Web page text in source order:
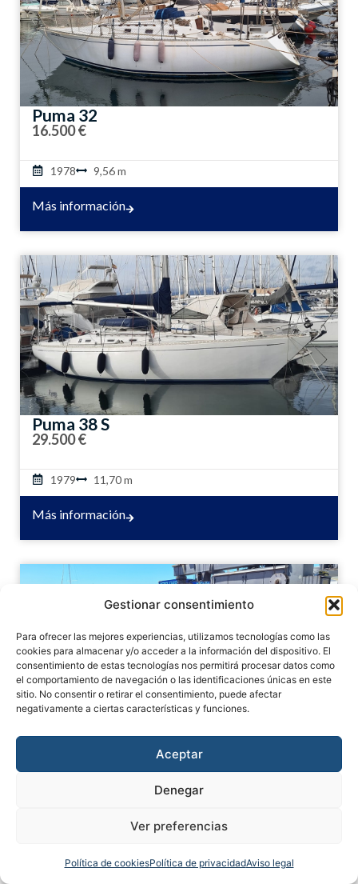
Gestionar consentimiento
Para ofrecer las mejores experiencias, utilizamos tecnologías como las
cookies para almacenar y/o acceder a la información del dispositivo. El
consentimiento de estas tecnologías nos permitirá procesar datos como
el comportamiento de navegación o las identificaciones únicas en este
sitio. No consentir o retirar el consentimiento, puede afectar
negativamente a ciertas características y funciones.
Aceptar
Denegar
Ver preferencias
Política de cookiesPolítica de privacidadAviso legal
Puma 32
16.500 €
1978 9,56 m
Más información
Puma 38 S
29.500 €
1979 11,70 m
Más información
PY110 GT Veloce